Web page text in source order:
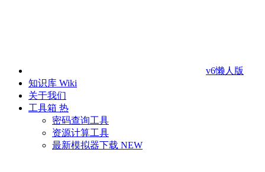
v6懒人版
知识库 Wiki
关于我们
工具箱 热
密码查询工具
资源计算工具
最新模拟器下载 NEW